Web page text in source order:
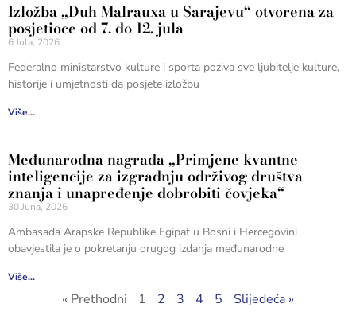
Izložba „Duh Malrauxa u Sarajevu“ otvorena za
posjetioce od 7. do 12. jula
6 Jula, 2026
Federalno ministarstvo kulture i sporta poziva sve ljubitelje kulture,
historije i umjetnosti da posjete izložbu
Više...
Međunarodna nagrada „Primjene kvantne
inteligencije za izgradnju održivog društva
znanja i unapređenje dobrobiti čovjeka“
30 Juna, 2026
Ambasada Arapske Republike Egipat u Bosni i Hercegovini
obavjestila je o pokretanju drugog izdanja međunarodne
Više...
« Prethodni 1 2 3 4 5 Slijedeća »